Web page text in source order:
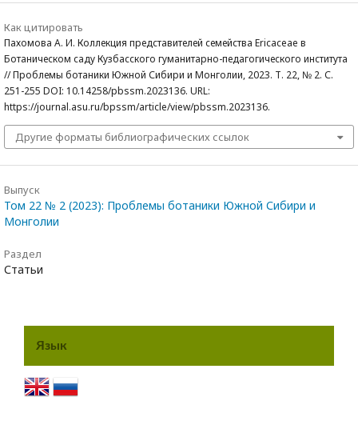
Как цитировать
Пахомова А. И. Коллекция представителей семейства Ericaceae в
Ботаническом саду Кузбасского гуманитарно-педагогического института
// Проблемы ботаники Южной Сибири и Монголии, 2023. Т. 22, № 2. С.
251-255 DOI: 10.14258/pbssm.2023136. URL:
https://journal.asu.ru/bpssm/article/view/pbssm.2023136.
Другие форматы библиографических ссылок
Выпуск
Том 22 № 2 (2023): Проблемы ботаники Южной Сибири и
Монголии
Раздел
Статьи
Язык